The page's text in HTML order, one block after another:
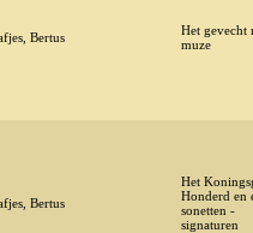
Bertus
Het gevecht
muze
Bertus
Het
Honderd en
sonetten -
signaturen